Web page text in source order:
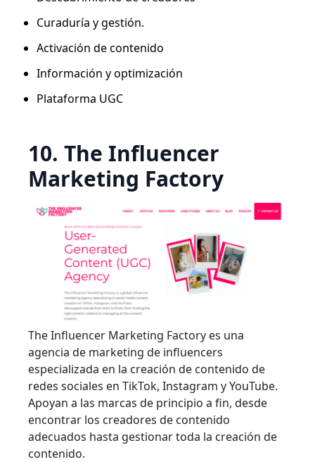
Curaduría y gestión.
Activación de contenido
Información y optimización
Plataforma UGC
10. The Influencer
Marketing Factory
The Influencer Marketing Factory es una
agencia de marketing de influencers
especializada en la creación de contenido de
redes sociales en TikTok, Instagram y YouTube.
Apoyan a las marcas de principio a fin, desde
encontrar los creadores de contenido
adecuados hasta gestionar toda la creación de
contenido.